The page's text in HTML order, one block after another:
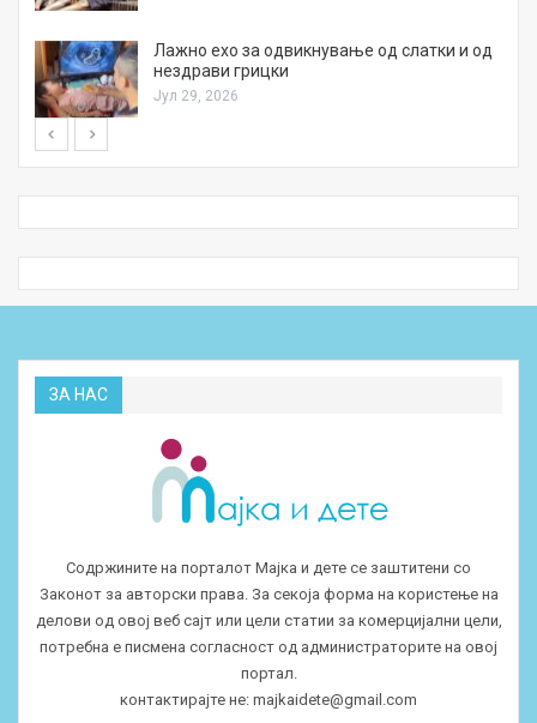
Лажно ехо за одвикнување од слатки и од
нездрави грицки
Јул 29, 2026
ЗА НАС
Содржините на порталот Мајка и дете се заштитени со
Законот за авторски права. За секоја форма на користење на
делови од овој веб сајт или цели статии за комерцијални цели,
потребна е писмена согласност од администраторите на овој
портал.
контактирајте не: majkaidete@gmail.com